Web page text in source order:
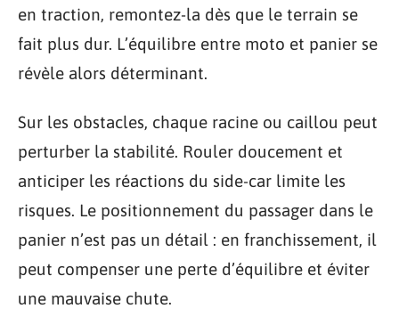
en traction, remontez-la dès que le terrain se
fait plus dur. L’équilibre entre moto et panier se
révèle alors déterminant.
Sur les obstacles, chaque racine ou caillou peut
perturber la stabilité. Rouler doucement et
anticiper les réactions du side-car limite les
risques. Le positionnement du passager dans le
panier n’est pas un détail : en franchissement, il
peut compenser une perte d’équilibre et éviter
une mauvaise chute.